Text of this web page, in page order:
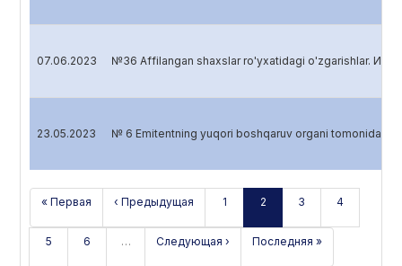
07.06.2023 №36 Affilangan shaxslar ro'yxatidagi o'zgarishlar.
23.05.2023 № 6 Emitentning yuqori boshqaruv organi tomonidan
« Первая ‹ Предыдущая 1 2 3 4
5 6 … Следующая › Последняя »